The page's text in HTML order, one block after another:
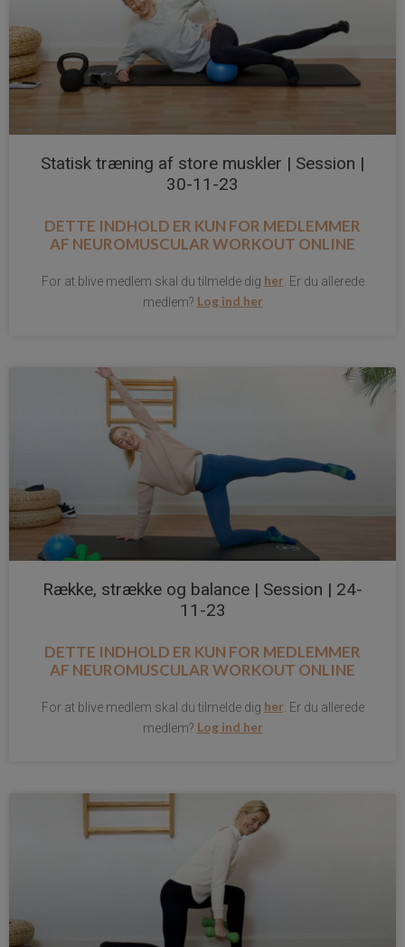
Statisk træning af store muskler | Session |
30-11-23
DETTE INDHOLD ER KUN FOR MEDLEMMER
AF NEUROMUSCULAR WORKOUT ONLINE
For at blive medlem skal du tilmelde dig her. Er du allerede
medlem? Log ind her
Række, strække og balance | Session | 24-
11-23
DETTE INDHOLD ER KUN FOR MEDLEMMER
AF NEUROMUSCULAR WORKOUT ONLINE
For at blive medlem skal du tilmelde dig her. Er du allerede
medlem? Log ind her